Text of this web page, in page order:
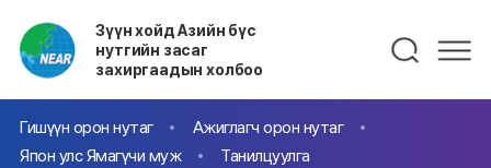
Зүүн хойд Азийн бүс
нутгийн засаг
захиргаадын холбоо
Гишүүн орон нутаг
Ажиглагч орон нутаг
Япон улс Ямагүчи муж
Танилцуулга